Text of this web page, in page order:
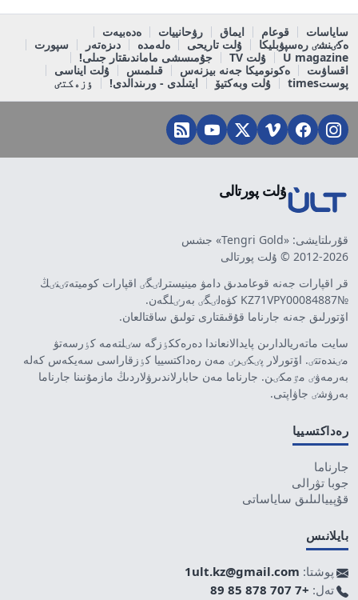
ساياسات قوعام ايماق رۋحانييات
ەدەبيەت
ەكٸنشٸ رەسپۋبليكا
ۇلت تاريحى ەلەمدە دىزەتەر
سپورت
U magazine
ۇلت TV
جۇمىسشى ماماندىقتار جىلى!
اقساۋىت
ەكونوميكا جەنە بيزنەس قىلمىس
ۇلت ايناسى
پوستtimes
ۇلت وبەكتيۆ ايتىلدى - ورىندالدى! ٶزەكتٸ
ۇلت پورتالى
قۇرىلتايشى: «Tengri Gold» جشس
2012-2026 © ۇلت پورتالى
قر اقپارات جەنە قوعامدىق دامۋ مينيسترلٸگٸ اقپارات كوميتەتٸنٸڭ
№KZ71VPY00084887 كۋەلٸگٸ بەرٸلگەن.
اۆتورلىق جەنە جارناما قۇقىقتارى تولىق ساقتالعان.
سايت ماتەريالدارىن پايدالانعاندا دەرەككٶزگە سٸلتەمە كٶرسەتۋ
مٸندەتتٸ. اۆتورلار پٸكٸرٸ مەن رەداكتسييا كٶزقاراسى سەيكەس كەلە
بەرمەۋٸ مٷمكٸن. جارناما مەن حابارلاندىرۋلاردىڭ مازمۇنىنا جارناما
بەرۋشٸ جاۋاپتى.
رەداكتسييا
جارناما
جوبا تۋرالى
قۇپييالىلىق ساياساتى
بايلانىس
پوشتا: 1ult.kz@gmail.com
تەل: +7 707 878 85 89